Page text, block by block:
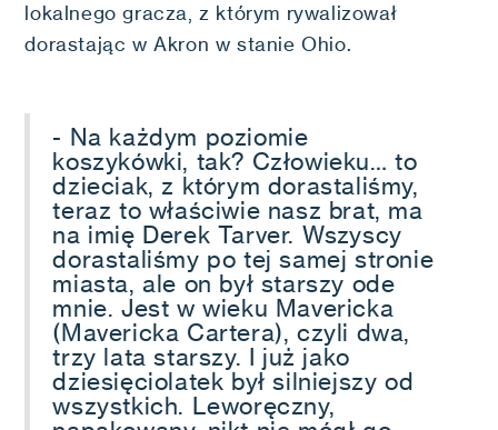
lokalnego gracza, z którym rywalizował
dorastając w Akron w stanie Ohio.
- Na każdym poziomie
koszykówki, tak? Człowieku… to
dzieciak, z którym dorastaliśmy,
teraz to właściwie nasz brat, ma
na imię Derek Tarver. Wszyscy
dorastaliśmy po tej samej stronie
miasta, ale on był starszy ode
mnie. Jest w wieku Mavericka
(Mavericka Cartera), czyli dwa,
trzy lata starszy. I już jako
dziesięciolatek był silniejszy od
wszystkich. Leworęczny,